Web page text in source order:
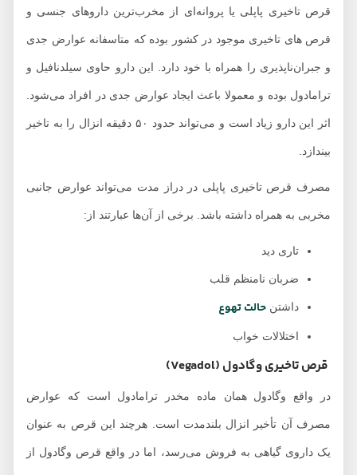
قرص تاخیری پاپلی یا پروانه‌ای از مخرب‌ترین داروهای جنسی و
قرص های تاخیری موجود در کشور بوده که متاسفانه عوارض جدی
و جبران‌ناپذیری را همراه با خود دارد. این دارو حاوی سیلدنافیل و
ترامادول بوده و معمولا باعث ایجاد عوارض جدی در افراد می‌شود.
اثر این دارو زیاد است و می‌تواند حدود ۵۰ دقیقه انزال را به تاخیر
بیندازد.
مصرف قرص تاخیری پاپلی در دراز مدت می‌تواند عوارض جانبی
مخربی به همراه داشته باشد. برخی از آن‌ها عبارتند از:
تاری دید
ضربان نامنظم قلب
داشتنحالت تهوع
اختلالات خواب
قرص تاخیری وگادول (Vegadol)
در واقع وگادول همان ماده مخدر ترامادول است که عوارض
مصرف آن تأخیر انزال بلندمدت است. هرچند این قرص به عنوان
یک داروی گیاهی به فروش می‌رسد، اما در واقع قرص وگادول از